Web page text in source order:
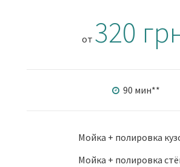
от 320
90 мин**
Мойка + полировка
Мойка + полировка